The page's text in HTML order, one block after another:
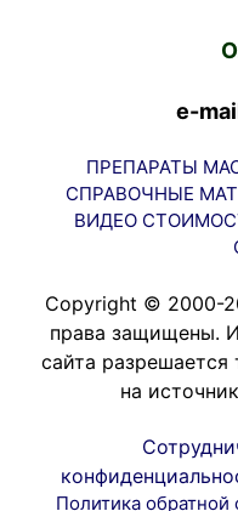
e-
ПРЕПАРАТЫ
СПРАВОЧНЫЕ
ВИДЕО
Copyright © 2000-
права защищены.
сайта разрешается
на источник
Политика обратной